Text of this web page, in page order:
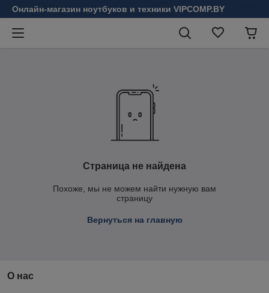
Онлайн-магазин ноутбуков и техники VIPCOMP.BY
Страница не найдена
Похоже, мы не можем найти нужную вам
страницу
Вернуться на главную
О нас